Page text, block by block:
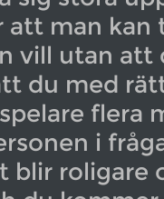
man kan
vill utan att
du med
flera
i
blir roligare